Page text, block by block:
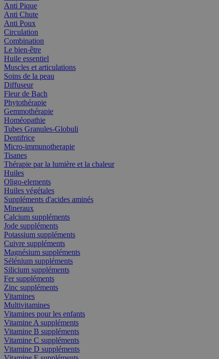
Anti Pique
Anti Chute
Anti Poux
Circulation
Combination
Le bien-être
Huile essentiel
Muscles et articulations
Soins de la peau
Diffuseur
Fleur de Bach
Phytothérapie
Gemmothérapie
Homéopathie
Tubes Granules-Globuli
Dentifrice
Micro-immunotherapie
Tisanes
Thérapie par la lumière et la chaleur
Huiles
Oligo-elements
Huiles végétales
Suppléments d'acides aminés
Mineraux
Calcium suppléments
Jode suppléments
Potassium suppléments
Cuivre suppléments
Magnésium suppléments
Sélénium suppléments
Silicium suppléments
Fer suppléments
Zinc suppléments
Vitamines
Multivitamines
Vitamines pour les enfants
Vitamine A suppléments
Vitamine B suppléments
Vitamine C suppléments
Vitamine D suppléments